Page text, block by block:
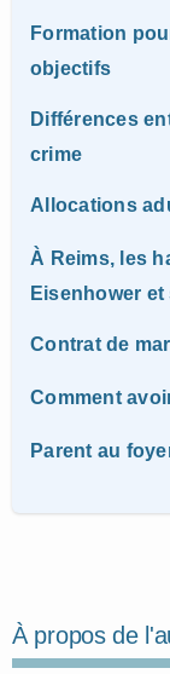
Formation
objectifs
Différences
crime
Allocations
À Reims, les
Eisenhower
Contrat de
Comment
Parent au
À propos de